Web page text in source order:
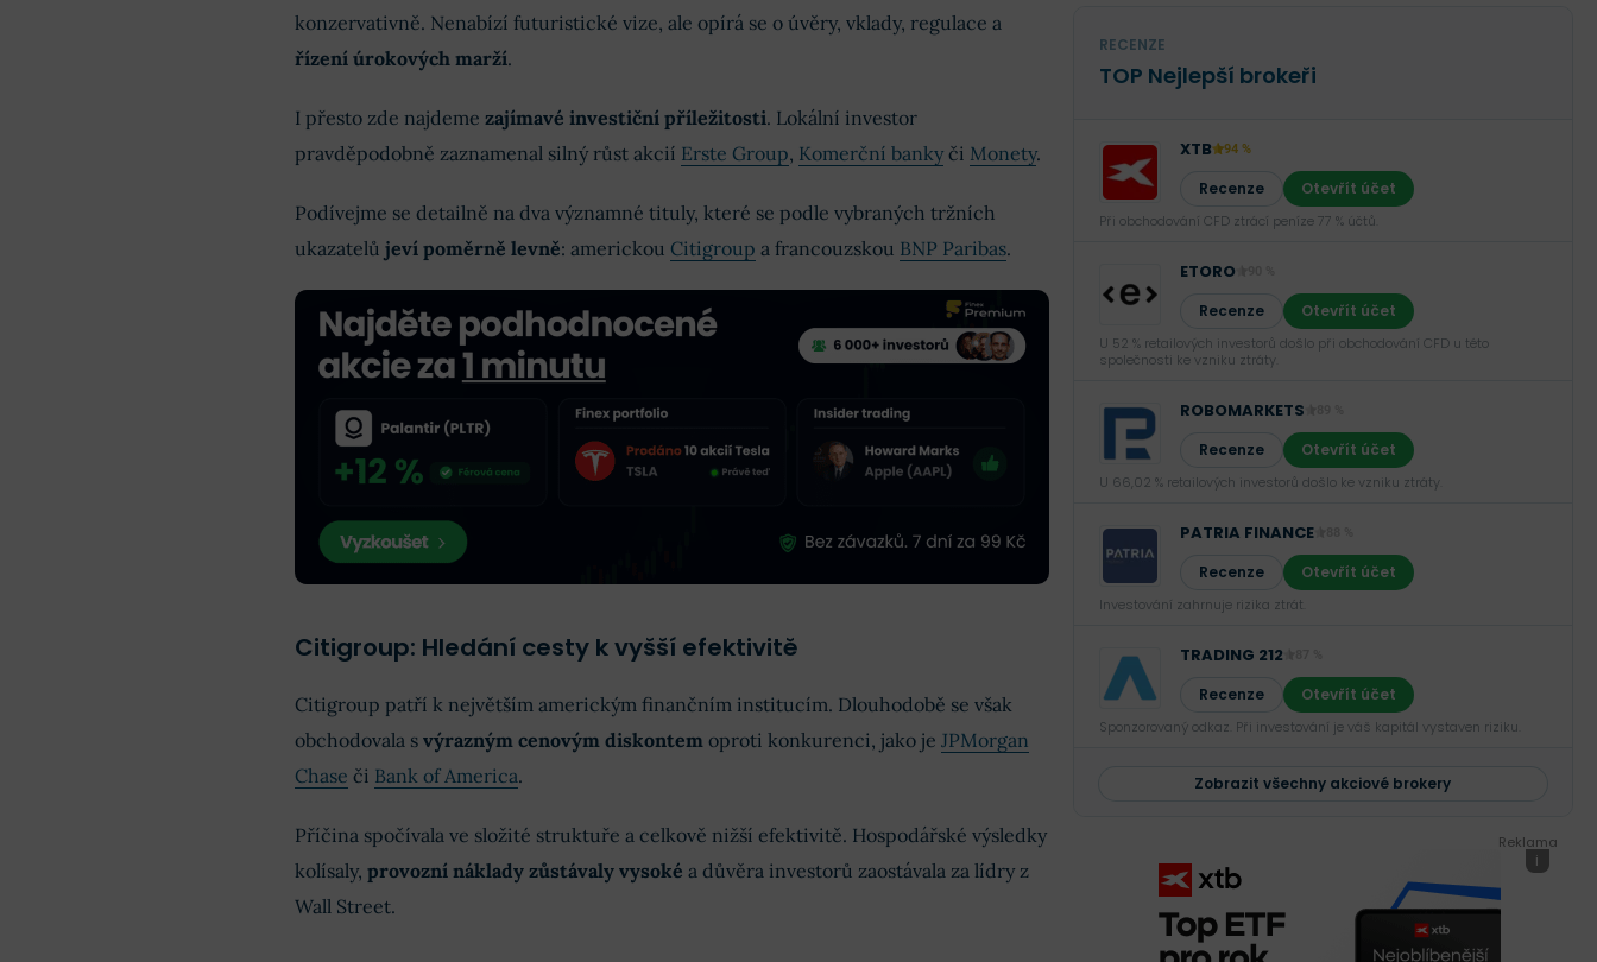
konzervativně. Nenabízí futuristické vize, ale opírá se o úvěry, vklady, regulace a
řízení úrokových marží.
I přesto zde najdeme zajímavé investiční příležitosti. Lokální investor
pravděpodobně zaznamenal silný růst akcií Erste Group, Komerční bankyči Monety.
Podívejme se detailně na dva významné tituly, které se podle vybraných tržních
ukazatelů jeví poměrně levně: americkou Citigroup a francouzskou BNP Paribas.
Citigroup: Hledání cesty k vyšší efektivitě
Citigroup patří k největším americkým finančním institucím. Dlouhodobě se však
obchodovala s výrazným cenovým diskontemoproti konkurenci, jako je JPMorgan
Chase či Bank of America.
Příčina spočívala ve složité struktuře a celkově nižší efektivitě. Hospodářské výsledky
kolísaly, provozní náklady zůstávaly vysoké a důvěra investorů zaostávala za lídry z
Wall Street.
RECENZE
TOP Nejlepší brokeři
XTB 94 %
Recenze Otevřít účet
Při obchodování CFD ztrácí peníze 77 % účtů.
ETORO
Recenze Otevřít účet
U 52 % retailových investorů došlo při obchodování CFD u této
společnosti ke vzniku ztráty.
ROBOMARKETS
Recenze Otevřít účet
U 66,02 % retailových investorů došlo ke vzniku ztráty.
PATRIA FINANCE
Recenze Otevřít účet
Investování zahrnuje rizika ztrát.‎
TRADING 212
Recenze Otevřít účet
Sponzorovaný odkaz. Při investování je váš kapitál vystaven riziku.
Zobrazit všechny akciové brokery
Reklama
i